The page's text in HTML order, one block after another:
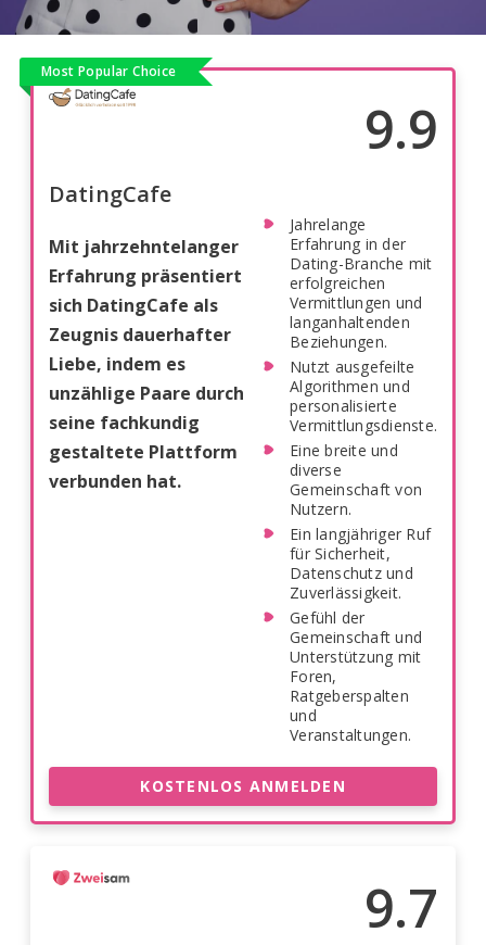
Most Popular Choice
9.9
DatingCafe
Mit jahrzehntelanger
Erfahrung präsentiert
sich DatingCafe als
Zeugnis dauerhafter
Liebe, indem es
unzählige Paare durch
seine fachkundig
gestaltete Plattform
verbunden hat.
Jahrelange
Erfahrung in der
Dating-Branche mit
erfolgreichen
Vermittlungen und
langanhaltenden
Beziehungen.
Nutzt ausgefeilte
Algorithmen und
personalisierte
Vermittlungsdienste.
Eine breite und
diverse
Gemeinschaft von
Nutzern.
Ein langjähriger Ruf
für Sicherheit,
Datenschutz und
Zuverlässigkeit.
Gefühl der
Gemeinschaft und
Unterstützung mit
Foren,
Ratgeberspalten
und
Veranstaltungen.
KOSTENLOS ANMELDEN
9.7